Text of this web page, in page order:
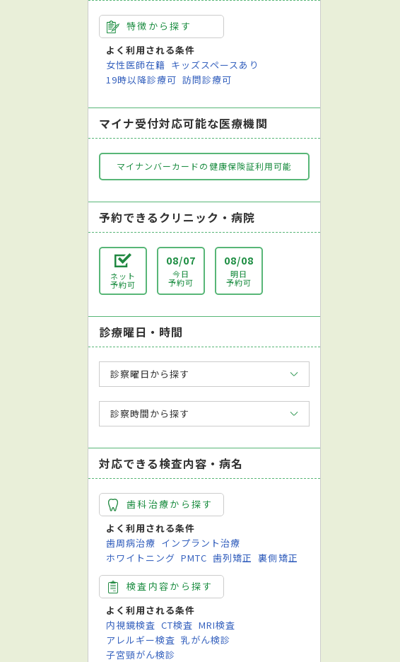
特徴から探す
よく利用される条件
女性医師在籍 キッズスペースあり
19時以降診療可 訪問診療可
マイナ受付対応可能な医療機関
マイナンバーカードの健康保険証利用可能
予約できるクリニック・病院
ネット
予約可
08/07
今日
予約可
08/08
明日
予約可
診療曜日・時間
診察曜日から探す
診察時間から探す
対応できる検査内容・病名
歯科治療から探す
よく利用される条件
歯周病治療 インプラント治療
ホワイトニング PMTC 歯列矯正 裏側矯正
検査内容から探す
よく利用される条件
内視鏡検査 CT検査 MRI検査
アレルギー検査 乳がん検診
子宮頸がん検診